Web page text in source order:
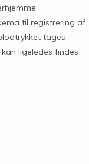
til registrering af
tages
ligeledes findes